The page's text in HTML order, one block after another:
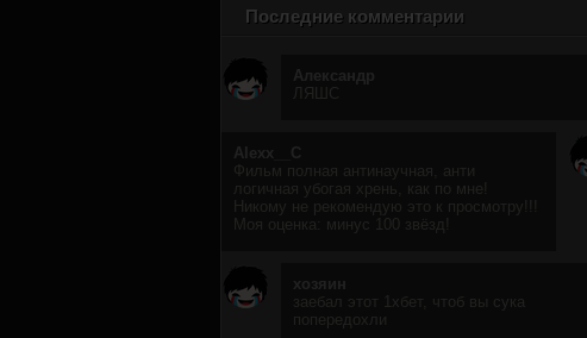
Последние комментарии
Александр
ЛЯШС
Alexx__C
Фильм полная антинаучная, анти
логичная убогая хрень, как по мне!
Никому не рекомендую это к просмотру!!!
Моя оценка: минус 100 звёзд!
хозяин
заебал этот 1хбет, чтоб вы сука
попередохли